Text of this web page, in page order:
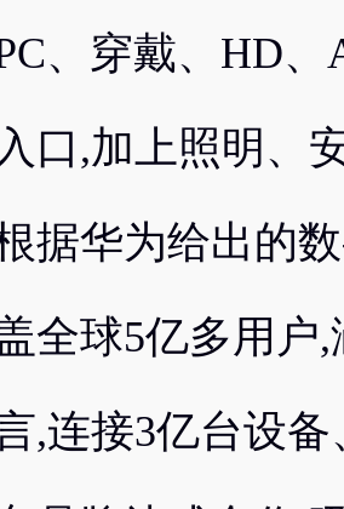
、穿戴、HD
口,加上照明、
据华为给出的
全球5亿多用户
,连接3亿台设